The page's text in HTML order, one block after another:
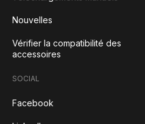
Nouvelles
Vérifier la compatibilité des
accessoires
SOCIAL
Facebook